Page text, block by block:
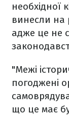
необхідної
винесли на
адже це не
"Межі
погоджені
що це має